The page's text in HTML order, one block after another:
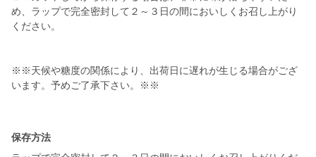
め、ラップで完全密封して２～３日の間においしくお召し上がり
ください。
※※天候や糖度の関係により、出荷日に遅れが生じる場合がござ
います。予めご了承下さい。※※
保存方法